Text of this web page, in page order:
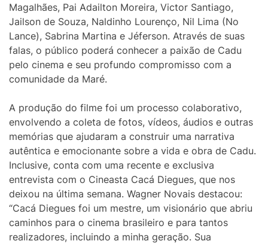
Magalhães, Pai Adailton Moreira, Victor Santiago,
Jailson de Souza, Naldinho Lourenço, Nil Lima (No
Lance), Sabrina Martina e Jéferson. Através de suas
falas, o público poderá conhecer a paixão de Cadu
pelo cinema e seu profundo compromisso com a
comunidade da Maré.
A produção do filme foi um processo colaborativo,
envolvendo a coleta de fotos, vídeos, áudios e outras
memórias que ajudaram a construir uma narrativa
autêntica e emocionante sobre a vida e obra de Cadu.
Inclusive, conta com uma recente e exclusiva
entrevista com o Cineasta Cacá Diegues, que nos
deixou na última semana. Wagner Novais destacou:
“Cacá Diegues foi um mestre, um visionário que abriu
caminhos para o cinema brasileiro e para tantos
realizadores, incluindo a minha geração. Sua